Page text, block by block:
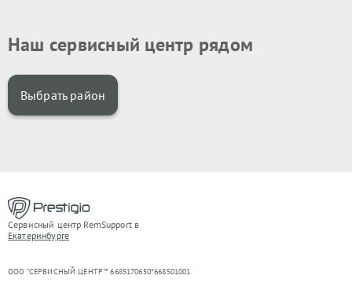
Наш сервисный центр рядом
Выбрать район
Сервисный центр RemSupport в
Екатеринбурге
ООО "СЕРВИСНЫЙ ЦЕНТР"* 6685170650*668501001